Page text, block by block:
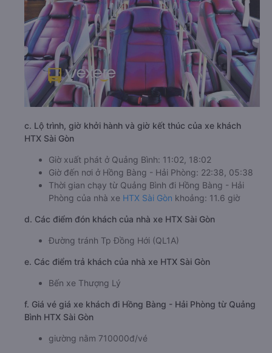
c. Lộ trình, giờ khởi hành và giờ kết thúc của xe khách
HTX Sài Gòn
Giờ xuất phát ở Quảng Bình: 11:02, 18:02
Giờ đến nơi ở Hồng Bàng - Hải Phòng: 22:38, 05:38
Thời gian chạy từ Quảng Bình đi Hồng Bàng - Hải
Phòng của nhà xe HTX Sài Gòn khoảng: 11.6 giờ
d. Các điểm đón khách của nhà xe HTX Sài Gòn
Đường tránh Tp Đồng Hới (QL1A)
e. Các điểm trả khách của nhà xe HTX Sài Gòn
Bến xe Thượng Lý
f. Giá vé giá xe khách đi Hồng Bàng - Hải Phòng từ Quảng
Bình HTX Sài Gòn
giường nằm 710000đ/vé